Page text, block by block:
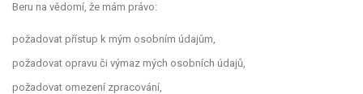
Beru na vědomí, že mám právo:
požadovat přístup k mým osobním údajům,
požadovat opravu či výmaz mých osobních údajů,
požadovat omezení zpracování,